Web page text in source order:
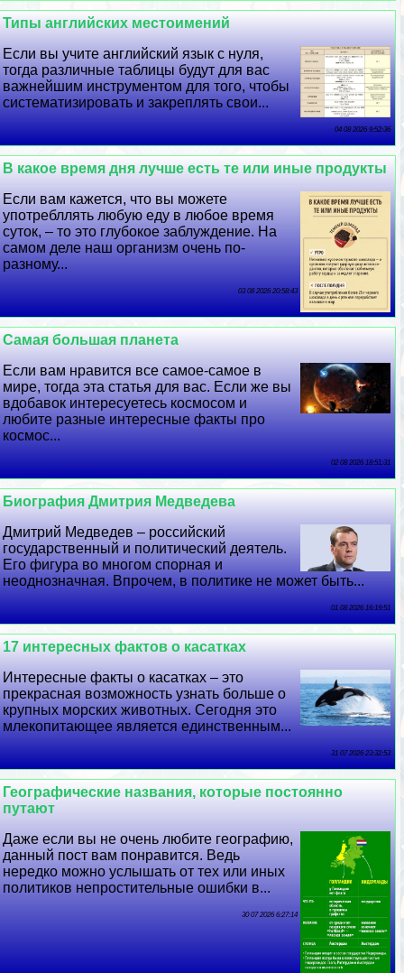
Типы английских местоимений
Если вы учите английский язык с нуля,
тогда различные таблицы будут для вас
важнейшим инструментом для того, чтобы
систематизировать и закреплять свои...
04 08 2026 9:52:36
В какое время дня лучше есть те или иные продукты
Если вам кажется, что вы можете
употрeбллять любую еду в любое время
суток, – то это глубокое заблуждение. На
самом деле наш организм очень по-
разному...
03 08 2026 20:58:43
Самая большая планета
Если вам нравится все самое-самое в
мире, тогда эта статья для вас. Если же вы
вдобавок интересуетесь космосом и
любите разные интересные факты про
космос...
02 08 2026 18:51:31
Биография Дмитрия Медведева
Дмитрий Медведев – российский
государственный и политический деятель.
Его фигура во многом спopная и
неоднозначная. Впрочем, в политике не может быть...
01 08 2026 16:19:51
17 интересных фактов о касатках
Интересные факты о касатках – это
прекрасная возможность узнать больше о
крупных морских животных. Сегодня это
млекопитающее является единственным...
31 07 2026 23:32:53
Географические названия, которые постоянно
путают
Даже если вы не очень любите географию,
данный пост вам понравится. Ведь
нередко можно услышать от тех или иных
политиков непростительные ошибки в...
30 07 2026 6:27:14